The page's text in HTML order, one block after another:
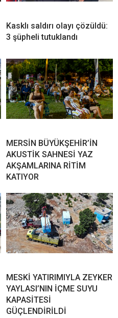
Kasklı saldırı olayı çözüldü:
3 şüpheli tutuklandı
MERSİN BÜYÜKŞEHİR’İN
AKUSTİK SAHNESİ YAZ
AKŞAMLARINA RİTİM
KATIYOR
MESKİ YATIRIMIYLA ZEYKER
YAYLASI’NIN İÇME SUYU
KAPASİTESİ
GÜÇLENDİRİLDİ